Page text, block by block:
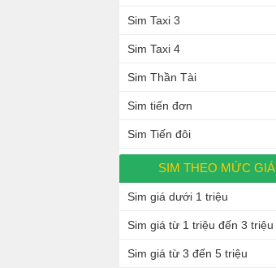
Sim Taxi 3
Sim Taxi 4
Sim Thần Tài
Sim tiến đơn
Sim Tiến đôi
SIM THEO MỨC GIÁ
Sim giá dưới 1 triệu
Sim giá từ 1 triệu đến 3 triệu
Sim giá từ 3 đến 5 triệu